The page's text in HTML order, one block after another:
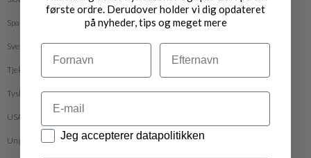
Spanien
Sverige
Tjekkiet
Tyskland
USA
Ungarn
første ordre. Derudover holder vi dig opdateret
på nyheder, tips og meget mere
Navn Efternavn
Email
Datapolitik
Jeg accepterer datapolitikken